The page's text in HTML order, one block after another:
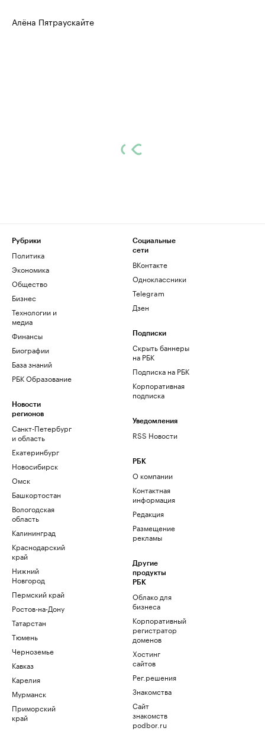
Алёна Пятраускайте
Рубрики
Политика
Экономика
Общество
Бизнес
Технологии и
медиа
Финансы
Биографии
База знаний
РБК Образование
Новости
регионов
Санкт-Петербург
и область
Екатеринбург
Новосибирск
Омск
Башкортостан
Вологодская
область
Калининград
Краснодарский
край
Нижний
Новгород
Пермский край
Ростов-на-Дону
Татарстан
Тюмень
Черноземье
Кавказ
Карелия
Мурманск
Приморский
край
Социальные
сети
ВКонтакте
Одноклассники
Telegram
Дзен
Подписки
Скрыть баннеры
на РБК
Подписка на РБК
Корпоративная
подписка
Уведомления
RSS Новости
РБК
О компании
Контактная
информация
Редакция
Размещение
рекламы
Другие
продукты
РБК
Облако для
бизнеса
Корпоративный
регистратор
доменов
Хостинг
сайтов
Рег.решения
Знакомства
Сайт
знакомств
podbor.ru